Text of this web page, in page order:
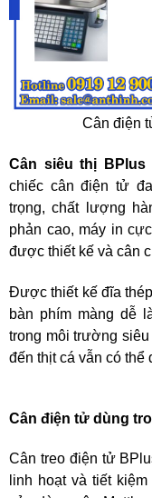
Cân điện
Cân siêu thị BPlus
chiếc cân điện tử
trọng, chất lượng
phản cao, máy in
được thiết kế và cân
Được thiết kế đĩa
bàn phím màng dễ
trong môi trường
đến thịt cá vẫn có thể
Cân điện tử dùng
Cân treo điện tử
linh hoạt và tiết